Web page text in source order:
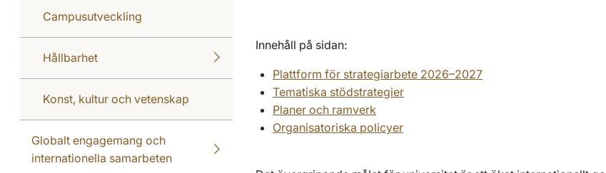
Campusutveckling
Hållbarhet
Konst, kultur och vetenskap
Globalt engagemang och
internationella samarbeten
Innehåll på sidan:
Plattform för strategiarbete 2026–2027
Tematiska stödstrategier
Planer och ramverk
Organisatoriska policyer